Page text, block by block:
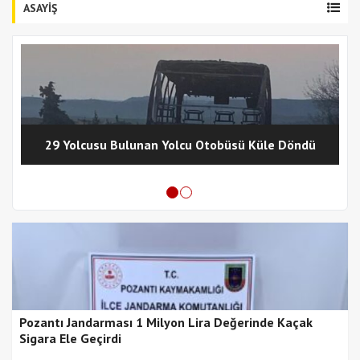
ASAYİŞ
29 Yolcusu Bulunan Yolcu Otobüsü Küle Döndü
Pozantı Jandarması 1 Milyon Lira Değerinde Kaçak
Sigara Ele Geçirdi